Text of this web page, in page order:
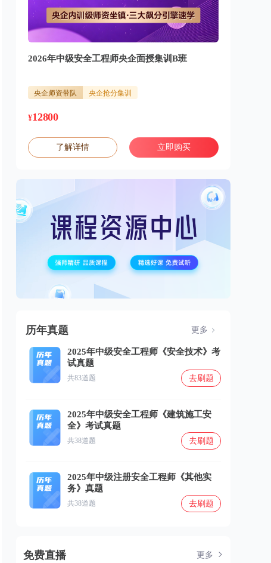
2026年中级安全工程师央企面授集训B班
央企师资带队 央企抢分集训
¥12800
了解详情 立即购买
历年真题 更多
2025年中级安全工程师《安全技术》考
试真题
共83道题 去刷题
2025年中级安全工程师《建筑施工安
全》考试真题
共38道题 去刷题
2025年中级注册安全工程师《其他实
务》真题
共38道题 去刷题
免费直播 更多